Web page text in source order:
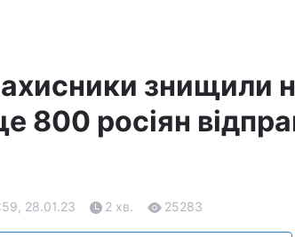
знищили
800 росіян
28.01.23 2 хв. 25283